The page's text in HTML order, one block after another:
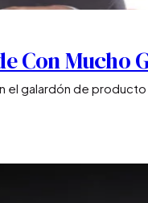
Con Mucho
el galardón de